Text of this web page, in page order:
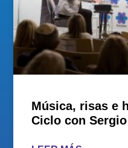
Música, risas e
Ciclo con